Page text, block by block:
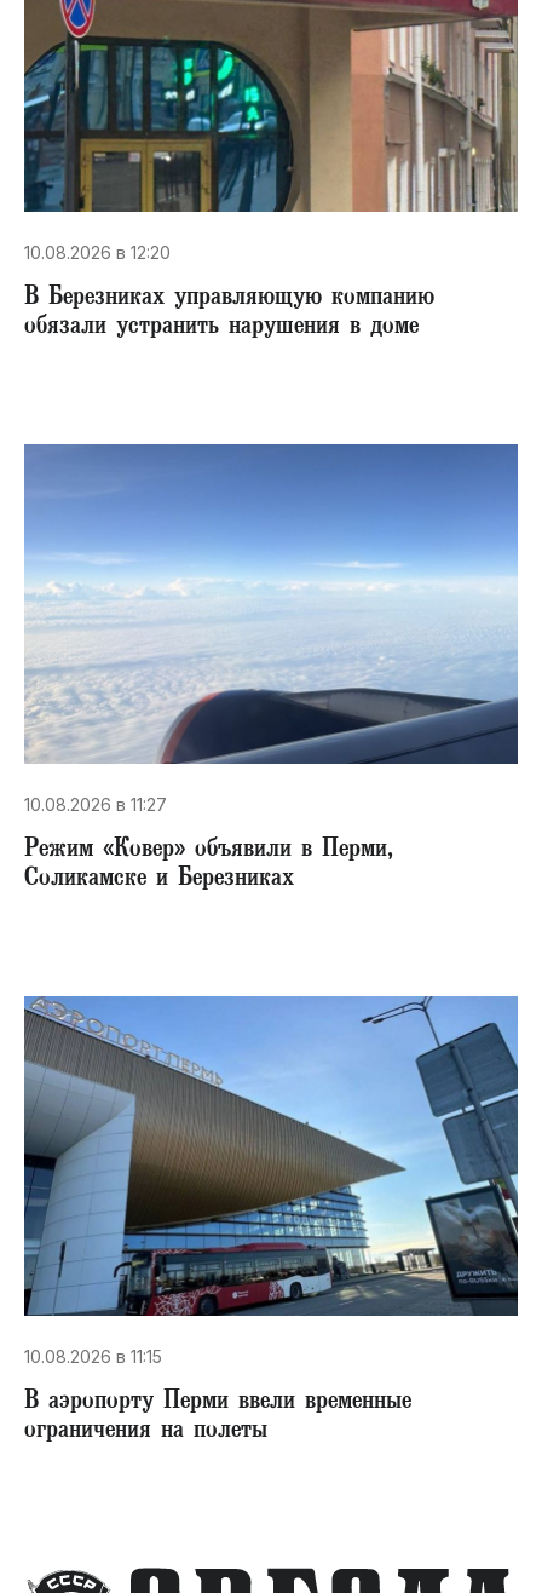
10.08.2026 в 12:20
В Березниках управляющую компанию
обязали устранить нарушения в доме
10.08.2026 в 11:27
Режим «Ковер» объявили в Перми,
Соликамске и Березниках
10.08.2026 в 11:15
В аэропорту Перми ввели временные
ограничения на полеты